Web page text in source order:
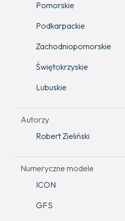
Pomorskie
Podkarpackie
Zachodniopomorskie
Świętokrzyskie
Lubuskie
Autorzy
Robert Zieliński
Numeryczne modele
ICON
GFS